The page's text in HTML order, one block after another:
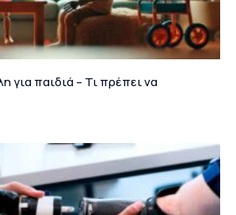
για παιδιά – Τι πρέπει να